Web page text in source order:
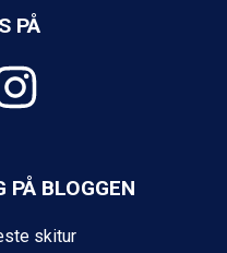
PÅ
BLOGGEN
skitur